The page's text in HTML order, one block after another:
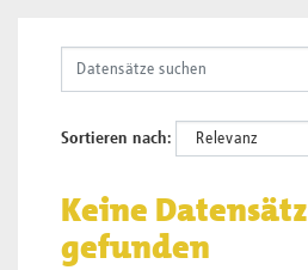
Sortieren nach
Keine
gefunden